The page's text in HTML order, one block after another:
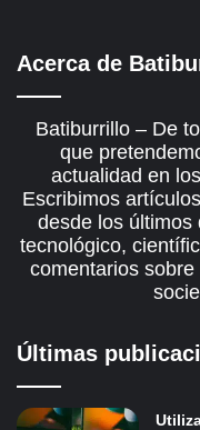
Acerca de
Batiburrillo – De
que
actualidad en
Escribimos
desde los últimos
tecnológico,
comentarios
Últimas